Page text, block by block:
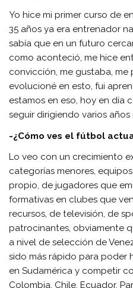
Yo hice mi primer curso de
35 años ya era entrenador
sabía que en un futuro
como aconteció, me hice
convicción, me gustaba, me
evolucioné en esto, fui
estamos en eso, hoy en día
seguir dirigiendo varios años
-¿Cómo ves el fútbol
Lo veo con un crecimiento
categorías menores,
propio, de jugadores que
formativas en clubes que
recursos, de televisión, de
patrocinantes, obviamente
a nivel de selección de
sido más rápido para poder
en Sudamérica y competir
Colombia, Chile, Ecuador,